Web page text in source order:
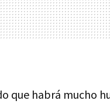
que habrá mucho